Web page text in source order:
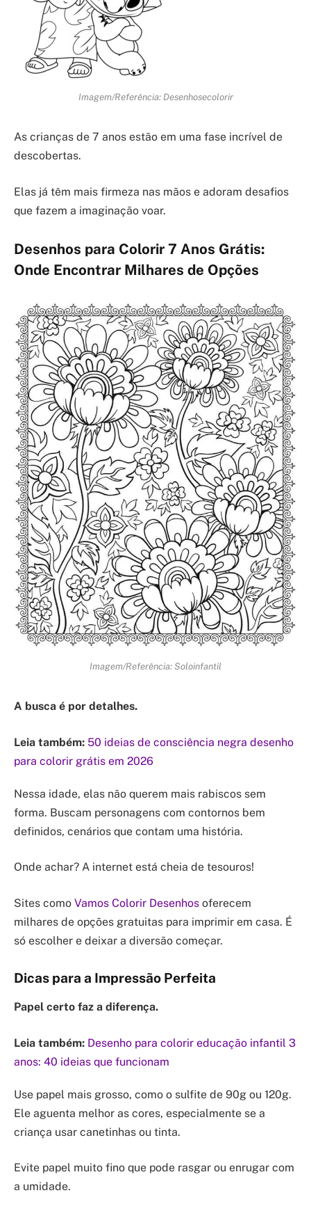
Imagem/Referência: Desenhosecolorir
As crianças de 7 anos estão em uma fase incrível de
descobertas.
Elas já têm mais firmeza nas mãos e adoram desafios
que fazem a imaginação voar.
Desenhos para Colorir 7 Anos Grátis:
Onde Encontrar Milhares de Opções
Imagem/Referência: Soloinfantil
A busca é por detalhes.
Leia também: 50 ideias de consciência negra desenho
para colorir grátis em 2026
Nessa idade, elas não querem mais rabiscos sem
forma. Buscam personagens com contornos bem
definidos, cenários que contam uma história.
Onde achar? A internet está cheia de tesouros!
Sites como Vamos Colorir Desenhos oferecem
milhares de opções gratuitas para imprimir em casa. É
só escolher e deixar a diversão começar.
Dicas para a Impressão Perfeita
Papel certo faz a diferença.
Leia também: Desenho para colorir educação infantil 3
anos: 40 ideias que funcionam
Use papel mais grosso, como o sulfite de 90g ou 120g.
Ele aguenta melhor as cores, especialmente se a
criança usar canetinhas ou tinta.
Evite papel muito fino que pode rasgar ou enrugar com
a umidade.